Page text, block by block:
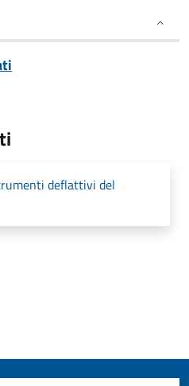
deflattivi del